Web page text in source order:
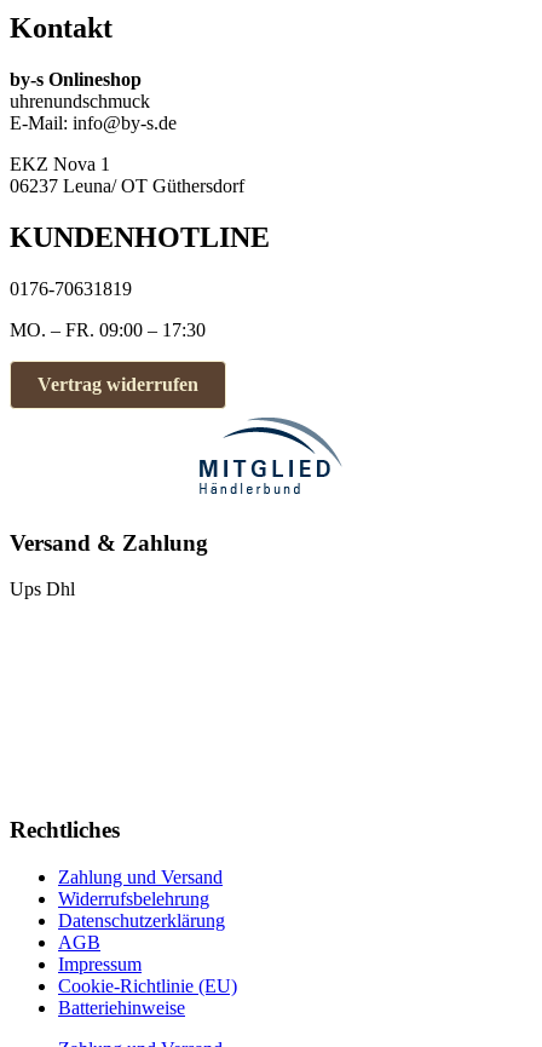
Kontakt
by-s Onlineshop
uhrenundschmuck
E-Mail: info@by-s.de
EKZ Nova 1
06237 Leuna/ OT Güthersdorf
KUNDENHOTLINE
0176-70631819
MO. – FR. 09:00 – 17:30
Vertrag widerrufen
Versand & Zahlung
Ups Dhl
Rechtliches
Zahlung und Versand
Widerrufsbelehrung
Datenschutzerklärung
AGB
Impressum
Cookie-Richtlinie (EU)
Batteriehinweise